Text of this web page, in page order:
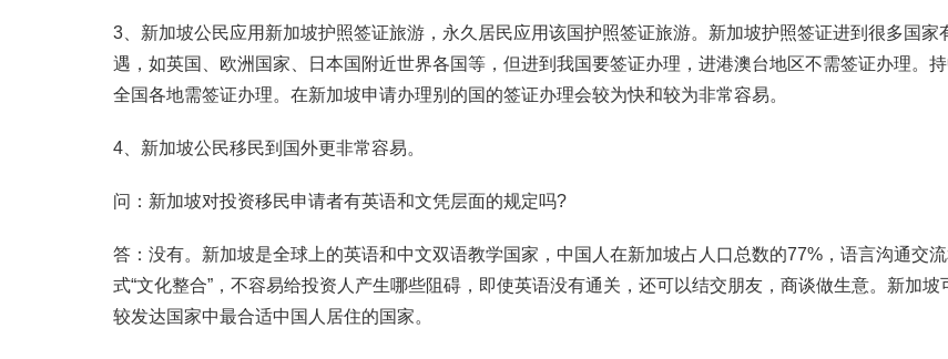
3、新加坡公民应用新加坡护照签证旅游，永久居民应用该国护照签证旅游。新加坡护照签证进到很多国家
遇，如英国、欧洲国家、日本国附近世界各国等，但进到我国要签证办理，进港澳台地区不需签证办理。持
全国各地需签证办理。在新加坡申请办理别的国的签证办理会较为快和较为非常容易。
4、新加坡公民移民到国外更非常容易。
问：新加坡对投资移民申请者有英语和文凭层面的规定吗?
答：没有。新加坡是全球上的英语和中文双语教学国家，中国人在新加坡占人口总数的77%，语言沟通交
式“文化整合”，不容易给投资人产生哪些阻碍，即使英语没有通关，还可以结交朋友，商谈做生意。新加坡
较发达国家中最合适中国人居住的国家。